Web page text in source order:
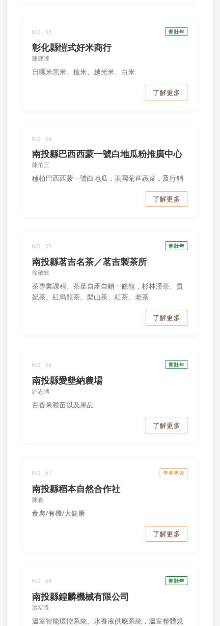
NO. 53 青壯年
彰化縣愷式好米商行
陳建達
日曬米黑米、糙米、越光米、白米
了解更多
NO. 54
南投縣巴西西蒙一號白地瓜粉推廣中心
陳伯三
種植巴西西蒙一號白地瓜，美國菊苣蔬菜，及行銷
了解更多
NO. 55 青壯年
南投縣茗吉名茶／茗吉製茶所
徐敬欽
茶專業課程、茶葉自產自銷一條龍，杉林溪茶、貴
妃茶、紅烏龍茶、梨山茶、紅茶、老茶
了解更多
NO. 56 青壯年
南投縣愛墾納農場
許志博
百香果種苗以及果品
了解更多
NO. 57 學者專家
南投縣稻本自然合作社
陳皓
食農/有機/大健康
了解更多
NO. 58 青壯年
南投縣鍠麟機械有限公司
洪福良
溫室智能環控系統、水養液供應系統，溫室整體規